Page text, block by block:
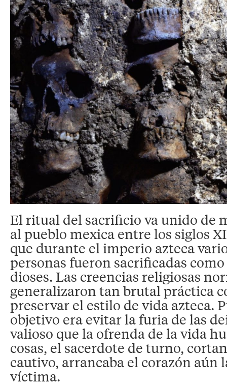
El ritual del sacrificio va unido de
al pueblo mexica entre los siglos
que durante el imperio azteca
personas fueron sacrificadas
dioses. Las creencias religiosas
generalizaron tan brutal práctica
preservar el estilo de vida azteca.
objetivo era evitar la furia de las
valioso que la ofrenda de la vida
cosas, el sacerdote de turno,
cautivo, arrancaba el corazón aún
víctima.